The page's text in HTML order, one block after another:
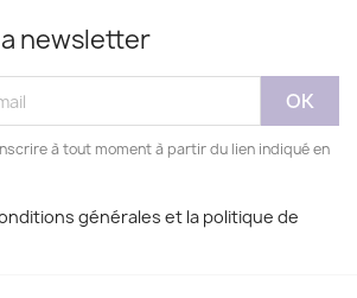
newsletter
à tout moment à partir du lien indiqué en
générales et la politique de